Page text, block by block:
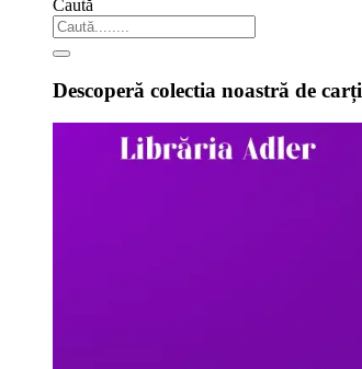
Caută
Descoperă colectia noastră de carți